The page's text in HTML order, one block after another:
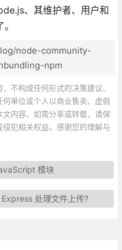
、其维护者、用户和
node-community-
npm
不构成任何形式的决策建议、
单位或个人以商业售卖、虚假
内容。如需分享或转载，请保
犯相关权益。感谢您的理解与
模块
处理文件上传?